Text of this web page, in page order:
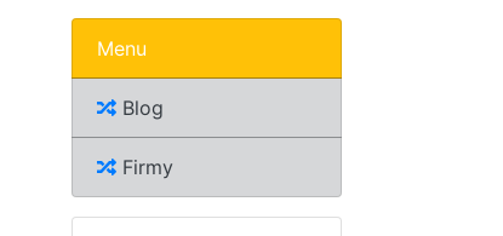
Menu
Blog
Firmy